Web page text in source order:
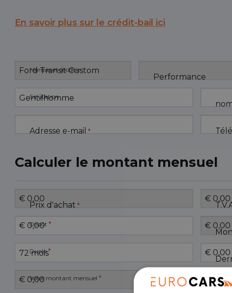
En savoir plus sur le crédit-bail ici
Marque et modèle
Performance
Salutation
Adresse e-mail *
Calculer le montant mensuel
Prix d'achat *
Dépôt *
Durée *
Votre montant mensuel *